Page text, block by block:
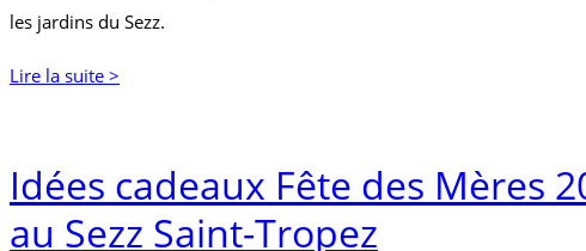
les jardins du Sezz.
Lire la suite >
Idées cadeaux Fête des Mères
au Sezz Saint-Tropez